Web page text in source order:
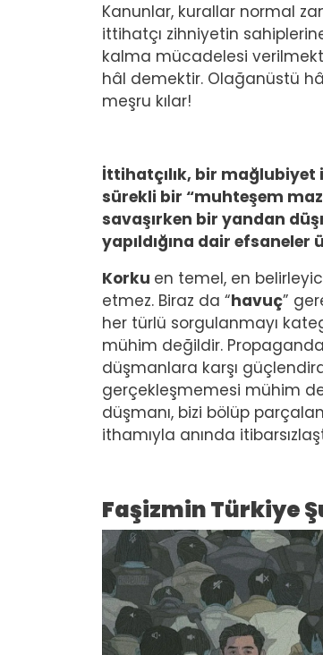
Kanunlar, kurallar normal
ittihatçı zihniyetin
kalma mücadelesi
hâl demektir. Olağanüstü
meşru kılar!
İttihatçılık, bir
sürekli bir “muhteşem
savaşırken bir yandan
yapıldığına dair
Korku en temel, en
etmez. Biraz da “havuç”
her türlü sorgulanmayı
mühim değildir.
düşmanlara karşı
gerçekleşmemesi mühim
düşmanı, bizi bölüp
ithamıyla anında
Faşizmin Türkiye
Image